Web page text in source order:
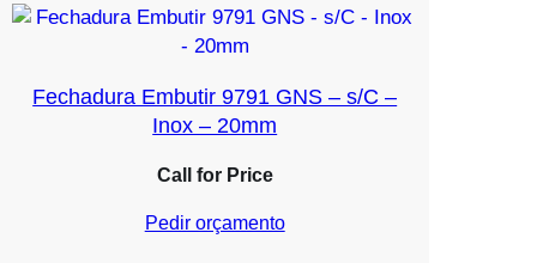
Fechadura Embutir 9791 GNS – s/C –
Inox – 20mm
Call for Price
Pedir orçamento